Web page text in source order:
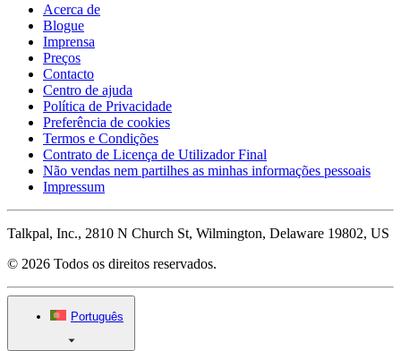
Acerca de
Blogue
Imprensa
Preços
Contacto
Centro de ajuda
Política de Privacidade
Preferência de cookies
Termos e Condições
Contrato de Licença de Utilizador Final
Não vendas nem partilhes as minhas informações pessoais
Impressum
Talkpal, Inc., 2810 N Church St, Wilmington, Delaware 19802, US
© 2026 Todos os direitos reservados.
Português